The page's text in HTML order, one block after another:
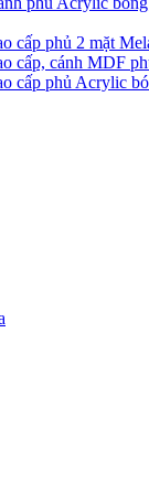
cấp phủ 2 mặt
cấp, cánh MDF
cấp phủ Acrylic